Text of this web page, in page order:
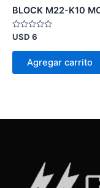
BLOCK M22-K10
Valorado
en
0
USD 6
Agregar carrito